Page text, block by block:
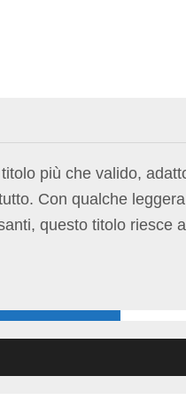
più che valido,
Con qualche
questo titolo riesce